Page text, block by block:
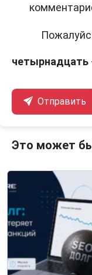
четырнадцать
Отправить
Это может